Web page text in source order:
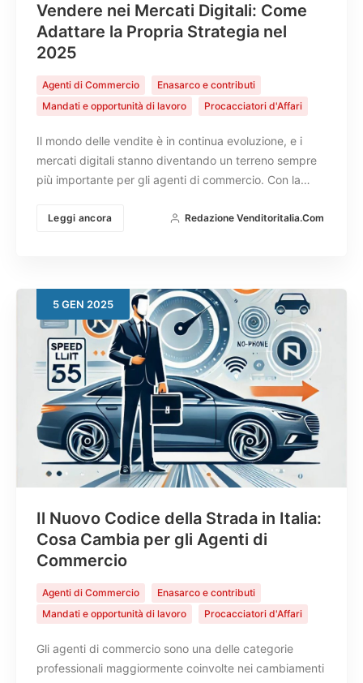
Vendere nei Mercati Digitali: Come
Adattare la Propria Strategia nel
2025
Agenti di Commercio
Enasarco e contributi
Mandati e opportunità di lavoro
Procacciatori d'Affari
Il mondo delle vendite è in continua evoluzione, e i
mercati digitali stanno diventando un terreno sempre
più importante per gli agenti di commercio. Con la…
Leggi ancora Redazione Venditoritalia.com
5GEN 2025
Il Nuovo Codice della Strada in Italia:
Cosa Cambia per gli Agenti di
Commercio
Agenti di Commercio
Enasarco e contributi
Mandati e opportunità di lavoro
Procacciatori d'Affari
Gli agenti di commercio sono una delle categorie
professionali maggiormente coinvolte nei cambiamenti